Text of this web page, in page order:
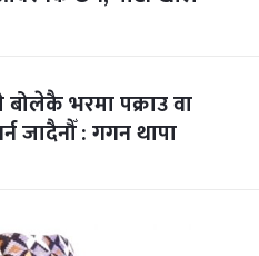
बोलेकै भरमा पक्राउ वा
जादैनौँ : गगन थापा